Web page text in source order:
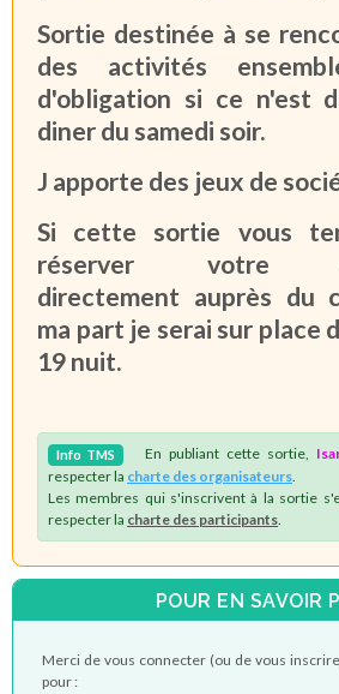
Sortie destinée à se
des activités
d'obligation si ce n'est
diner du samedi soir.
J apporte des jeux de
Si cette sortie vous
réserver votre
directement auprès du
ma part je serai sur place
19 nuit.
Info TMS En publiant cette sortie,
respecter la charte des organisateurs
Les membres qui s'inscrivent à la sortie
respecter la charte des participants
POUR EN SAVOIR
Merci de vous connecter (ou de vous
pour :